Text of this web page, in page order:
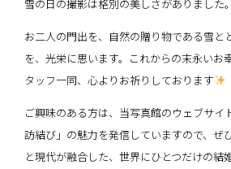
雪の日の撮影は格別の美しさがありました。
お二人の門出を、自然の贈り物である雪と
を、光栄に思います。これからの末永いお
タッフ一同、心よりお祈りしております
ご興味のある方は、当写真館のウェブサイ
訪結び」の魅力を発信していますので、ぜ
と現代が融合した、世界にひとつだけの結